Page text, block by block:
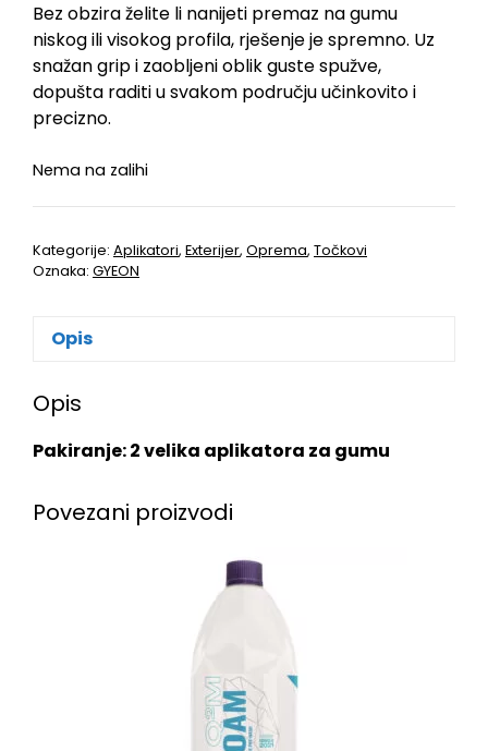
Bez obzira želite li nanijeti premaz na gumu
niskog ili visokog profila, rješenje je spremno. Uz
snažan grip i zaobljeni oblik guste spužve,
dopušta raditi u svakom području učinkovito i
precizno.
Nema na zalihi
Kategorije: Aplikatori, Exterijer, Oprema, Točkovi
Oznaka: GYEON
Opis
Opis
Pakiranje: 2 velika aplikatora za gumu
Povezani proizvodi